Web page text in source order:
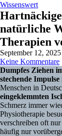
Wissenswert
natürliche
Therapien
September 12, 2025
Keine Kommentare
Dumpfes Ziehen
stechende Impulse
Menschen in
eingeklemmten
Schmerz immer
Physiotherapie
verschreiben oft
häufig nur